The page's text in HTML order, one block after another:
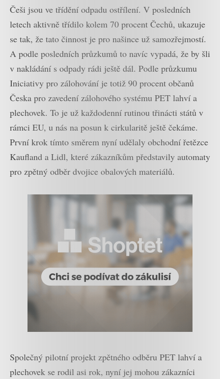
Češi jsou ve třídění odpadu ostřílení. V posledních
letech aktivně třídilo kolem 70 procent Čechů, ukazuje
se tak, že tato činnost je pro našince už samozřejmostí.
A podle posledních průzkumů to navíc vypadá, že by šli
v nakládání s odpady rádi ještě dál. Podle průzkumu
Iniciativy pro zálohování je totiž 90 procent občanů
Česka pro zavedení zálohového systému PET lahví a
plechovek. To je už každodenní rutinou třinácti států v
rámci EU, u nás na posun k cirkularitě ještě čekáme.
První krok tímto směrem nyní udělaly obchodní řetězce
Kaufland a Lidl, které zákazníkům představily automaty
pro zpětný odběr dvojice obalových materiálů.
Společný pilotní projekt zpětného odběru PET lahví a
plechovek se rodil asi rok, nyní jej mohou zákazníci